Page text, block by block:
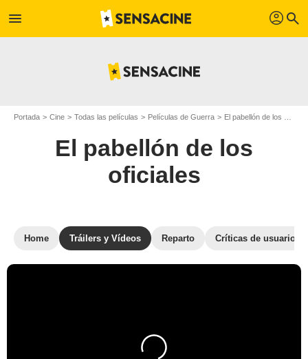
menu profil search
Portada Cine Todas las películas Películas de Guerra El pabellón de los oficiales
El pabellón de los
oficiales
Home Tráilers y Vídeos Reparto Críticas de usuarios